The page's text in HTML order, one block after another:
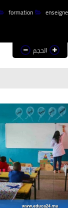
وثائق تربوية
formation
الحجم